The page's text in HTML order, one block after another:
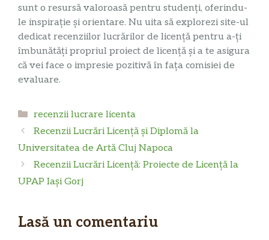
sunt o resursă valoroasă pentru studenți, oferindu-
le inspirație și orientare. Nu uita să explorezi site-ul
dedicat recenziilor lucrărilor de licență pentru a-ți
îmbunătăți propriul proiect de licență și a te asigura
că vei face o impresie pozitivă în fața comisiei de
evaluare.
Categorii
recenzii lucrare licenta
Recenzii Lucrări Licență și Diplomă la
Universitatea de Artă Cluj Napoca
Recenzii Lucrări Licență: Proiecte de Licență la
UPAP Iași Gorj
Lasă un comentariu